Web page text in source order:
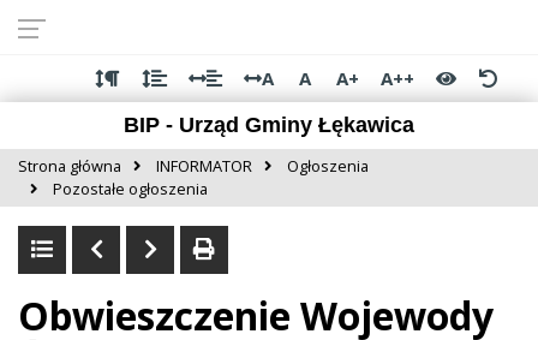
dostępności
głównej
treści
menu
stopki
A A A+
A++
BIP - Urząd Gminy Łękawica
Strona główna INFORMATOR
Ogłoszenia
Pozostałe ogłoszenia
Obwieszczenie Wojewody